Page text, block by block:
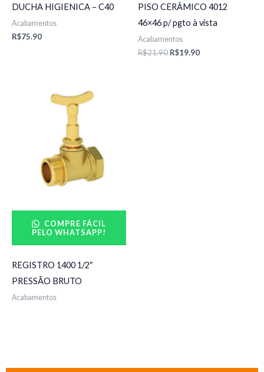
DUCHA HIGIENICA – C40
Acabamentos
R$75.90
PISO CERÂMICO 4012
46×46 p/ pgto à vista
Acabamentos
R$21.90 R$19.90
COMPRE FÁCIL
PELO WHATSAPP!
REGISTRO 1400 1/2″
PRESSÃO BRUTO
Acabamentos